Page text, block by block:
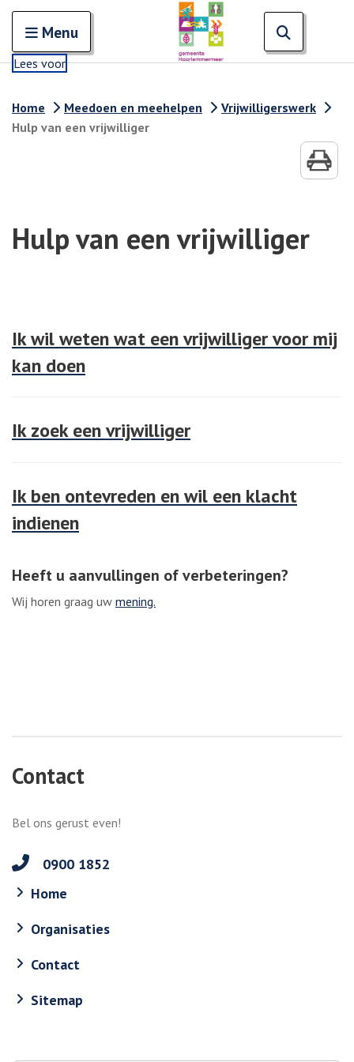
Open en sluit het
Menu
Lees voor
Home Meedoen en meehelpen
Vrijwilligerswerk
Hulp van een vrijwilliger
Hulp van een vrijwilliger
Ik wil weten wat een vrijwilliger voor mij
kan doen
Ik zoek een vrijwilliger
Ik ben ontevreden en wil een klacht
indienen
Heeft u aanvullingen of verbeteringen?
Wij horen graag uw mening.
Contact
Bel ons gerust even!
0900 1852
Home
Organisaties
Contact
Sitemap